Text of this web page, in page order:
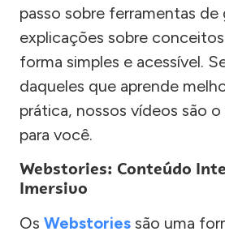
passo sobre ferramentas
explicações sobre
forma simples e acessível.
daqueles que aprende
prática, nossos vídeos são
para você.
Webstories: Conteúdo
Imersivo
Os Webstories são uma